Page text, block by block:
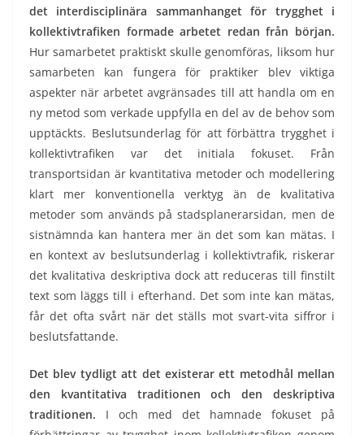
det interdisciplinära sammanhanget för trygghet i
kollektivtrafiken formade arbetet redan från början.
Hur samarbetet praktiskt skulle genomföras, liksom hur
samarbeten kan fungera för praktiker blev viktiga
aspekter när arbetet avgränsades till att handla om en
ny metod som verkade uppfylla en del av de behov som
upptäckts. Beslutsunderlag för att förbättra trygghet i
kollektivtrafiken var det initiala fokuset. Från
transportsidan är kvantitativa metoder och modellering
klart mer konventionella verktyg än de kvalitativa
metoder som används på stadsplanerarsidan, men de
sistnämnda kan hantera mer än det som kan mätas. I
en kontext av beslutsunderlag i kollektivtrafik, riskerar
det kvalitativa deskriptiva dock att reduceras till finstilt
text som läggs till i efterhand. Det som inte kan mätas,
får det ofta svårt när det ställs mot svart-vita siffror i
beslutsfattande.
Det blev tydligt att det existerar ett metodhål mellan
den kvantitativa traditionen och den deskriptiva
traditionen. I och med det hamnade fokuset på